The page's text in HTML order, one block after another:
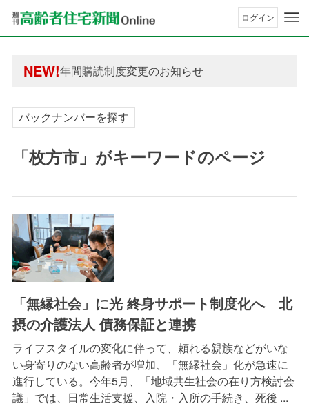
ログイン
NEW!
年間購読制度変更のお知らせ
年間購読制度変更のお知らせ
バックナンバーを探す
「枚方市」がキーワードのページ
「無縁社会」に光 終身サポート制度化へ 北
摂の介護法人 債務保証と連携
ライフスタイルの変化に伴って、頼れる親族などがいな
い身寄りのない高齢者が増加、「無縁社会」化が急速に
進行している。今年5月、「地域共生社会の在り方検討会
議」では、日常生活支援、入院・入所の手続き、死後 ...